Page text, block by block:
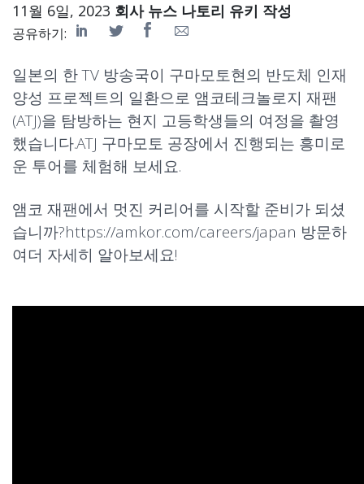
11월 6일, 2023 회사 뉴스 나토리 유키 작성
공유하기:
일본의 한 TV 방송국이 구마모토현의 반도체 인재
양성 프로젝트의 일환으로 앰코테크놀로지 재팬
(ATJ)을 탐방하는 현지 고등학생들의 여정을 촬영
했습니다.ATJ 구마모토 공장에서 진행되는 흥미로
운 투어를 체험해 보세요.
앰코 재팬에서 멋진 커리어를 시작할 준비가 되셨
습니까?https://amkor.com/careers/japan 방문하
여더 자세히 알아보세요!